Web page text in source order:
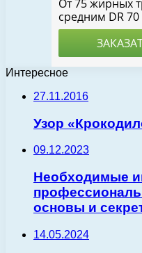
Интересное
27.11.2016
Узор
09.12.2023
Необходимые
основы и
14.05.2024